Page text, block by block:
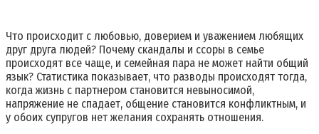
Что происходит с любовью, доверием и уважением любящих
друг друга людей? Почему скандалы и ссоры в семье
происходят все чаще, и семейная пара не может найти общий
язык? Статистика показывает, что разводы происходят тогда,
когда жизнь с партнером становится невыносимой,
напряжение не спадает, общение становится конфликтным, и
у обоих супругов нет желания сохранять отношения.